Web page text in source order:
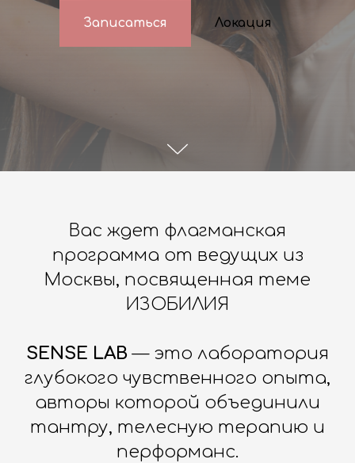
Записаться Локация
Вас ждет флагманская
программа от ведущих из
Москвы, посвященная теме
ИЗОБИЛИЯ
SENSE LAB — это лаборатория
глубокого чувственного опыта,
авторы которой объединили
тантру, телесную терапию и
перформанс.